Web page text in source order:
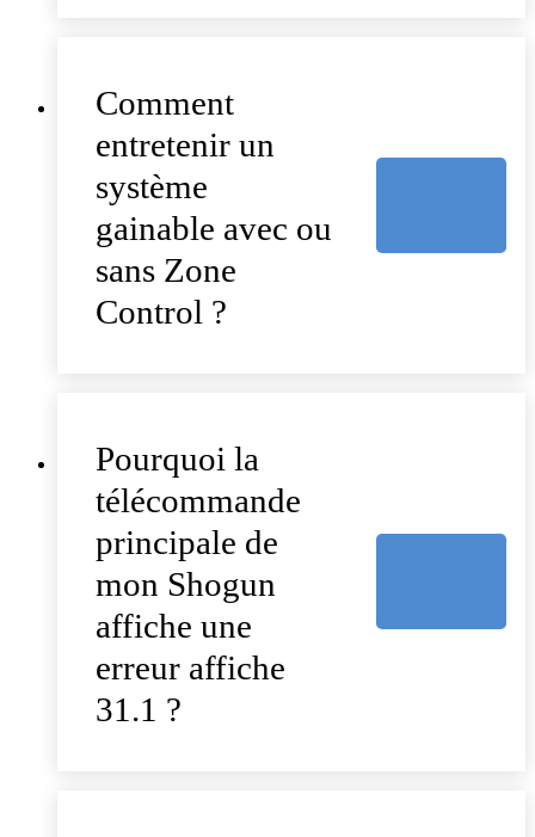
Comment
entretenir un
système
gainable avec ou
sans Zone
Control ?
Pourquoi la
télécommande
principale de
mon Shogun
affiche une
erreur affiche
31.1 ?